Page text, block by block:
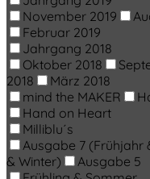
November 2019
Februar 2019
Jahrgang 2018
Oktober 2018
2018
März 2018
mind the MAKER
Hand on Heart
Milliblu´s
Ausgabe 7 (Frühjahr
& Winter)
Ausgabe 5